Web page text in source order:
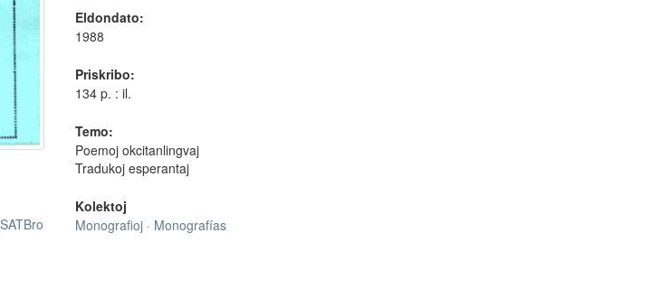
Eldondato:
1988
Priskribo:
134 p. : il.
Temo:
Poemoj okcitanlingvaj
Tradukoj esperantaj
Kolektoj
Monografioj · Monografías